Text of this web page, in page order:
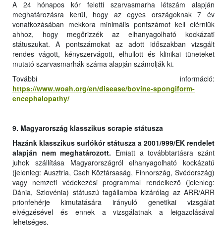
A 24 hónapos kór feletti szarvasmarha létszám alapján
meghatározásra kerül, hogy az egyes országoknak 7 év
vonatkozásában mekkora minimális pontszámot kell elérniük
ahhoz, hogy megőrizzék az elhanyagolható kockázati
státuszukat. A pontszámokat az adott időszakban vizsgált
rendes vágott, kényszervágott, elhullott és klinikai tüneteket
mutató szarvasmarhák száma alapján számolják ki.
További információ:
https://www.woah.org/en/disease/bovine-spongiform-
encephalopathy/
9. Magyarország klasszikus scrapie státusza
Hazánk klasszikus surlókór státusza a 2001/999/EK rendelet
alapján nem meghatározott. Emiatt a továbbtartásra szánt
juhok szállítása Magyarországról elhanyagolható kockázatú
(jelenleg: Ausztria, Cseh Köztársaság, Finnország, Svédország)
vagy nemzeti védekezési programmal rendelkező (jelenleg:
Dánia, Szlovénia) státuszú tagállamba kizárólag az ARR/ARR
prionfehérje kimutatására irányuló genetikai vizsgálat
elvégzésével és ennek a vizsgálatnak a leigazolásával
lehetséges.